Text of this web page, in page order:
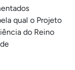
qual o Projeto
do Reino